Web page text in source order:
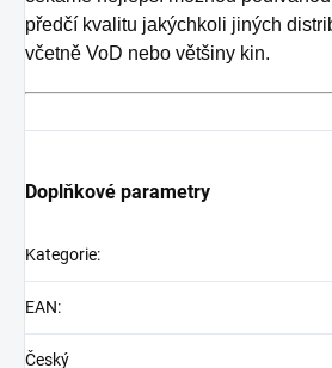
předčí kvalitu jakýchkoli jiných
včetně VoD nebo většiny kin.
Doplňkové parametry
Kategorie:
EAN:
Český